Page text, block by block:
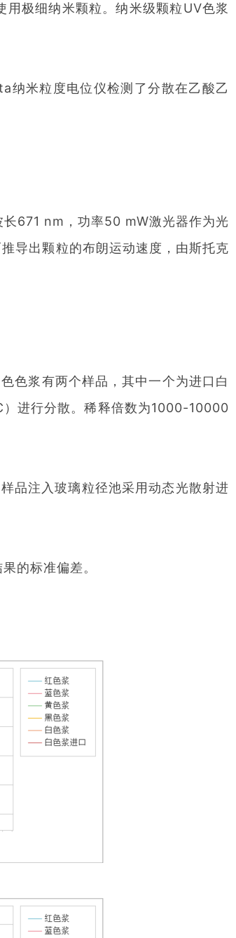
极细纳米颗粒。纳米级颗粒UV色浆
米粒度电位仪检测了分散在乙酸乙
671 nm，功率50 mW激光器作为光
导出颗粒的布朗运动速度，由斯托克
浆有两个样品，其中一个为进口白
进行分散。稀释倍数为1000-10000
注入玻璃粒径池采用动态光散射进
的标准偏差。